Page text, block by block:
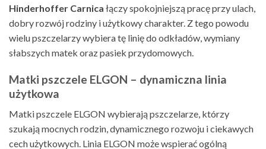
Hinderhoffer Carnica łączy spokojniejszą pracę przy ulach,
dobry rozwój rodziny i użytkowy charakter. Z tego powodu
wielu pszczelarzy wybiera tę linię do odkładów, wymiany
słabszych matek oraz pasiek przydomowych.
Matki pszczele ELGON – dynamiczna linia
użytkowa
Matki pszczele ELGON wybierają pszczelarze, którzy
szukają mocnych rodzin, dynamicznego rozwoju i ciekawych
cech użytkowych. Linia ELGON może wspierać ogólną